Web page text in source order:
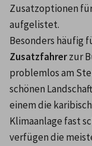
Zusatzoptionen
aufgelistet.
Zusatzfahrer zur
problemlos am
schönen
einem die
Klimaanlage fast
verfügen die